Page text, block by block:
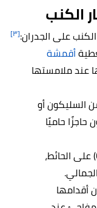
الكنب
الكنب على الجدران:[٣]
أقمشة
عند ملامستها
السليكون أو
حاميًا
ركبي إطارات جدارية نافرة (Chair Rails) على الحائط،